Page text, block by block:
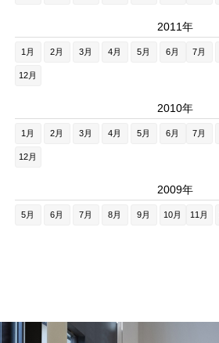
2011年
1月 2月 3月 4月 5月 6月 7月
12月
2010年
1月 2月 3月 4月 5月 6月 7月
12月
2009年
5月 6月 7月 8月 9月 10月 11月